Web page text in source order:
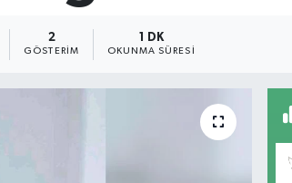
2
GÖSTERIM
1 DK
OKUNMA SÜRESI